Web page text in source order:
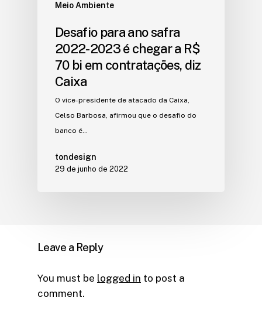
Meio Ambiente
Desafio para ano safra
2022-2023 é chegar a R$
70 bi em contratações, diz
Caixa
O vice-presidente de atacado da Caixa,
Celso Barbosa, afirmou que o desafio do
banco é…
tondesign
29 de junho de 2022
Leave a Reply
You must be logged in to post a
comment.